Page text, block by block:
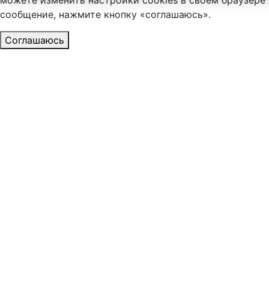
сообщение, нажмите кнопку «соглашаюсь».
Соглашаюсь